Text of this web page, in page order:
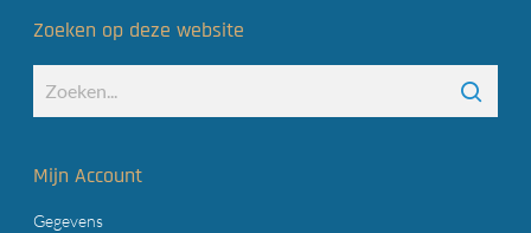
Zoeken op deze website
Mijn Account
Gegevens